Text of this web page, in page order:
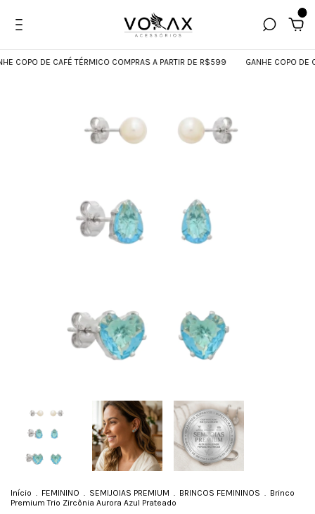
COPO DE CAFÉ TÉRMICO COMPRAS A PARTIR DE R$599 GANHE COPO DE
Início . FEMININO . SEMIJOIAS PREMIUM . BRINCOS FEMININOS . Brinco
Premium Trio Zircônia Aurora Azul Prateado